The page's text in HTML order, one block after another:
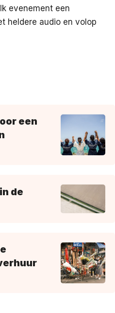
evenement een
heldere audio en volop
een
de